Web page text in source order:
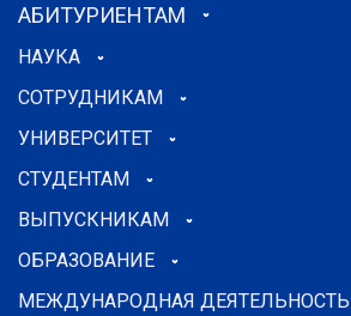
АБИТУРИЕНТАМ
НАУКА
СОТРУДНИКАМ
УНИВЕРСИТЕТ
СТУДЕНТАМ
ВЫПУСКНИКАМ
ОБРАЗОВАНИЕ
МЕЖДУНАРОДНАЯ ДЕЯТЕЛЬНОСТЬ